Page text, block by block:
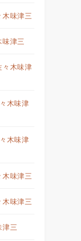
味津三
津三
木味津
木味津
木味津
味津三
味津三
三